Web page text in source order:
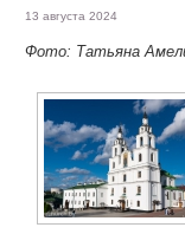
13 августа 2024
Фото: Татьяна